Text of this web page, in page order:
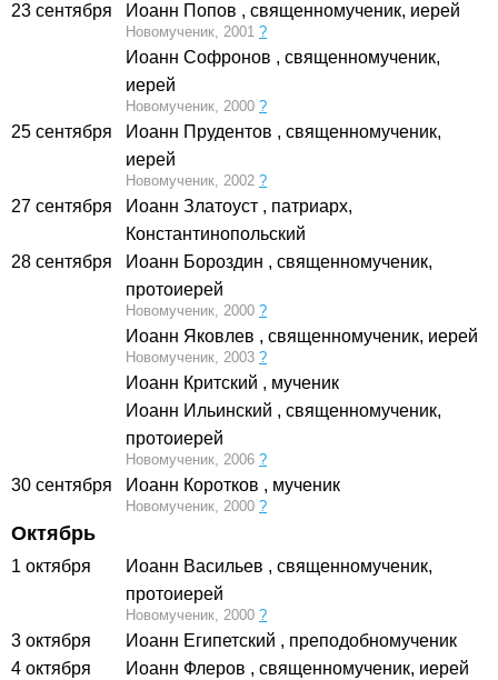
23 сентября
Иоанн Попов , священномученик, иерей
Новомученик, 2001 ?
Иоанн Софронов , священномученик,
иерей
Новомученик, 2000 ?
25 сентября Иоанн Прудентов , священномученик,
иерей
Новомученик, 2002 ?
27 сентября Иоанн Златоуст , патриарх,
Константинопольский
28 сентября
Иоанн Бороздин , священномученик,
протоиерей
Новомученик, 2000 ?
Иоанн Яковлев , священномученик, иерей
Новомученик, 2003 ?
Иоанн Критский , мученик
Иоанн Ильинский , священномученик,
протоиерей
Новомученик, 2006 ?
30 сентября Иоанн Коротков , мученик
Новомученик, 2000 ?
Октябрь
1 октября Иоанн Васильев , священномученик,
протоиерей
Новомученик, 2000 ?
3 октября Иоанн Египетский , преподобномученик
4 октября
Иоанн Флеров , священномученик, иерей